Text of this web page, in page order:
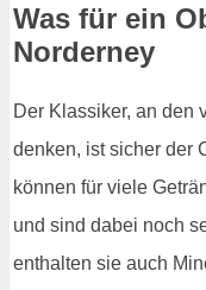
Was für ein
Norderney
Der Klassiker, an den
denken, ist sicher der
können für viele
und sind dabei noch
enthalten sie auch